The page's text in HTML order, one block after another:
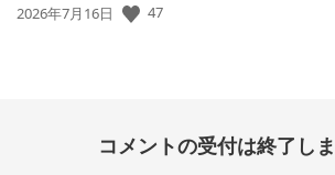
公
2026年7月16日 47
コメントの受付は終了しま